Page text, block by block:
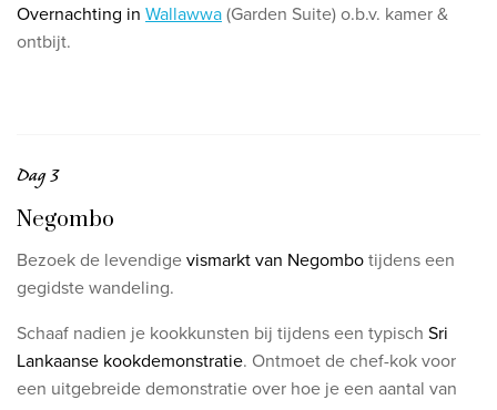
Overnachting in Wallawwa(Garden Suite) o.b.v. kamer &
ontbijt.
Dag 3
Negombo
Bezoek de levendigevismarkt van Negombotijdens een
gegidste wandeling.
Schaaf nadien je kookkunsten bij tijdens een typisch Sri
Lankaanse kookdemonstratie. Ontmoet de chef-kok voor
een uitgebreide demonstratie over hoe je een aantal van